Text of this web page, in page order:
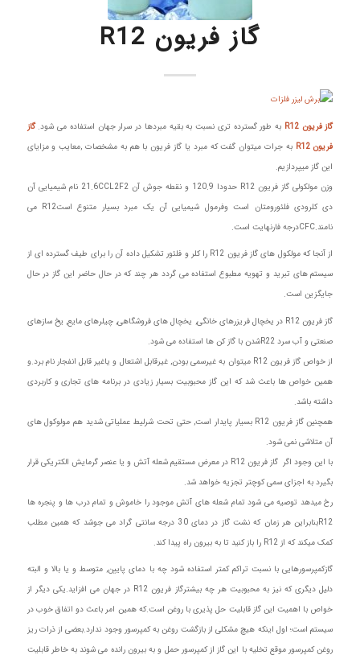
گاز فریون R12
گاز فریون R12 به طور گسترده تری نسبت به بقیه مبردها در سرار جهان استفاده می شود.گاز
فریون R12
به جرات میتوان گفت که مبرد یا گاز فریون با هم به مشخصات ,معایب و مزایای
این گاز میپردازیم.
وزن مولکولی گاز فریون R12 حدودا 120.9 و نقطه جوش آن 21.6CCL2F2 نام شیمیایی آن
دی کلرودی فلئورومتان است وفرمول شیمیایی آن یک مبرد بسیار متنوع استR12 می
نامند.CFCدرجه فارنهایت است.
از آنجا که مولکول های گاز فریون R12 را کلر و فلئور تشکیل داده آن را برای طیف گسترده ای از
سیستم های تبرید و تهویه مطبوع استفاده می گردد هر چند که در حال حاضر این گاز در حال
جایگزین است.
گاز فریون R12 در یخچال فریزرهای خانگی, یخچال های فروشگاهی, چیلرهای مایع, یخ سازهای
صنعتی و آب سرد R22شدن با گاز کن ها استفاده می شود.
از خواص گاز فریون R12 میتوان به غیرسمی بودن, غیرقابل اشتعال و یاغیر قابل انفجار نام برد.و
همین خواص ها باعث شد که این گاز محبوبیت بسیار زیادی در برنامه های تجاری و کاربردی
داشته باشد.
همچنین گاز فریون R12 بسیار پایدار است, حتی تحت شرلیط عملیاتی شدید هم مولوکول های
آن متلاشی نمی شود.
با این وجود اگر گاز فریون R12 در معرض مستقیم شعله آتش و یا عنصر گرمایش الکتریکی قرار
بگیرد به اجزای سمی کوچتر تجزیه خواهد شد.
رخ میدهد توصیه می شود تمام شعله های آتش موجود را خاموش و تمام درب ها و پنجره ها
R12بنابراین هر زمان که نشت گاز در دمای 30 درجه سانتی گراد می جوشد که همین مطلب
کمک میکند که از R12 را باز کنید تا به بیرون راه پیدا کند.
گازکمپرسورهایی با نسبت تراکم کمتر استفاده شود چه با دمای پایین, متوسط و یا بالا و البته
دلیل دیگری که نیز به محبوبیت هر چه بیشترگاز فریون R12 در جهان می افزاید.یکی دیگر از
خواص با اهمیت این گاز قابلیت حل پذیری با روغن است.که همین امر باعث دو اتفاق خوب در
سیستم است؛ اول اینکه هیچ مشکلی از بازگشت روغن به کمپرسور وجود ندارد.بعضی از ذرات ریز
روغن کمپرسور موقع تخلیه با این گاز از کمپرسور حمل و به بیرون رانده می شوند به خاطر قابلیت